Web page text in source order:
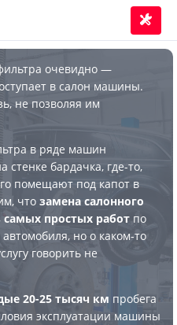
очевидно —
в салон машины.
не позволяя им
в ряде машин
стенке бардачка, где-то,
помещают под капот в
что замена салонного
самых простых работ по
но о каком-то
говорить не
20-25 тысяч км пробега
эксплуатации машины